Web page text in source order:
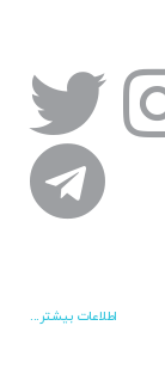
اطلاعات بیشتر...